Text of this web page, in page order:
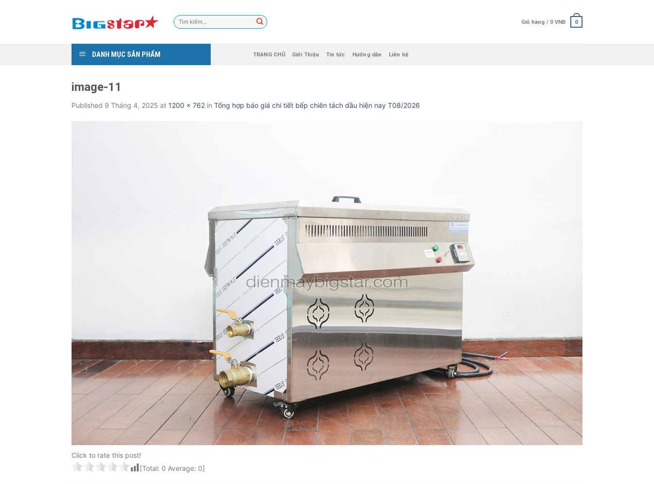
Tìm
kiếm:
Giỏ hàng / 0 VNĐ 0
DANH MỤC SẢN PHẨM TRANG CHỦ Giới Thiệu Tin tức Hướng dẫn Liên hệ
image-11
Published 9 Tháng 4, 2025 at 1200 × 762 in Tổng hợp báo giá chi tiết bếp chiên tách dầu hiện nay T08/2026
Click to rate this post!
[Total: 0 Average: 0]